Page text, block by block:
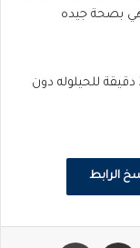
عاليه وهي بصحة جيده
● زمن التحرك 9:15ص استمرت عملية الانقاذ 20 دقيقة للحيلوله دون
الرابط
تيلقرام مشاركة عبر البريد